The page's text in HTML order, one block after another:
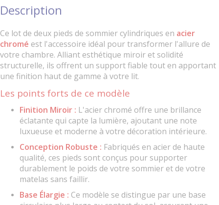
Description
Ce lot de deux pieds de sommier cylindriques en acier
chromé est l'accessoire idéal pour transformer l'allure de
votre chambre. Alliant esthétique miroir et solidité
structurelle, ils offrent un support fiable tout en apportant
une finition haut de gamme à votre lit.
Les points forts de ce modèle
Finition Miroir : L'acier chromé offre une brillance
éclatante qui capte la lumière, ajoutant une note
luxueuse et moderne à votre décoration intérieure.
Conception Robuste : Fabriqués en acier de haute
qualité, ces pieds sont conçus pour supporter
durablement le poids de votre sommier et de votre
matelas sans faillir.
Base Élargie : Ce modèle se distingue par une base